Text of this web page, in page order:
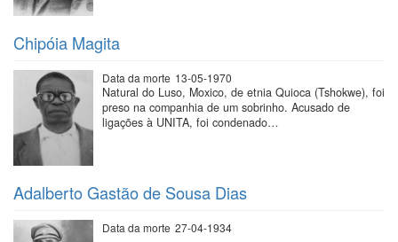
Chipóia Magita
Data da morte 13-05-1970
Natural do Luso, Moxico, de etnia Quioca (Tshokwe), foi
preso na companhia de um sobrinho. Acusado de
ligações à UNITA, foi condenado…
Adalberto Gastão de Sousa Dias
Data da morte 27-04-1934